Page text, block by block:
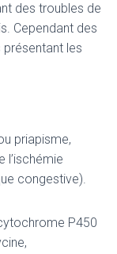
des troubles de
Cependant des
les
priapisme,
l’ischémie
congestive).
P450